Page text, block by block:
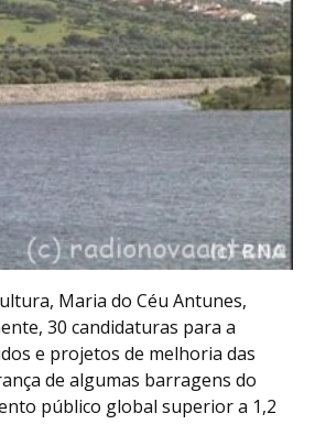
Maria do Céu Antunes,
30 candidaturas para a
e projetos de melhoria das
de algumas barragens do
público global superior a 1,2